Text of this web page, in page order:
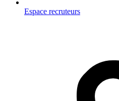
Espace recruteurs